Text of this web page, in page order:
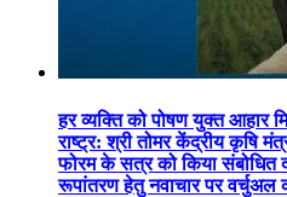
हर व्यक्ति को पोषण युक्त आहार
राष्ट्र: श्री तोमर केंद्रीय कृषि
फोरम के सत्र को किया संबोधित
रूपांतरण हेतु नवाचार पर